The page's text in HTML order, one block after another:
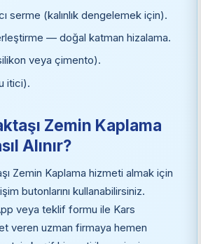
serme (kalınlık dengelemek için).
— doğal katman hizalama.
veya çimento).
itici).
Zemin Kaplama
Alınır?
Zemin Kaplama hizmeti almak için
butonlarını kullanabilirsiniz.
veya teklif formu ile Kars
veren uzman firmaya hemen